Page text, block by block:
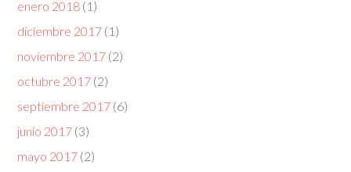
enero 2018 (1)
diciembre 2017 (1)
noviembre 2017 (2)
octubre 2017 (2)
septiembre 2017 (6)
junio 2017 (3)
mayo 2017 (2)